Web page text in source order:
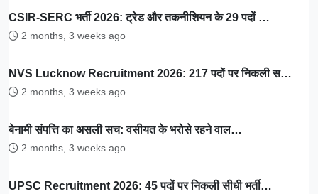
CSIR-SERC भर्ती 2026: ट्रेड और तकनीशियन के 29 पदों …
2 months, 3 weeks ago
NVS Lucknow Recruitment 2026: 217 पदों पर निकली स…
2 months, 3 weeks ago
बेनामी संपत्ति का असली सच: वसीयत के भरोसे रहने वाल…
2 months, 3 weeks ago
UPSC Recruitment 2026: 45 पदों पर निकली सीधी भर्ती…